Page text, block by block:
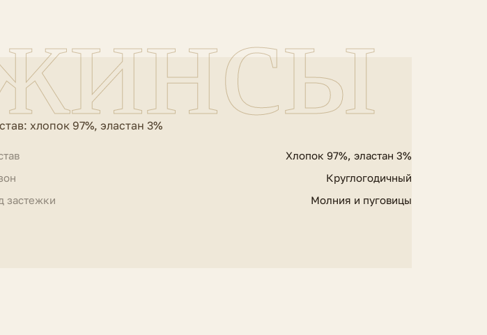
хлопок 97%, эластан 3%
Хлопок 97%, эластан 3%
Круглогодичный
застежки
Молния и пуговицы